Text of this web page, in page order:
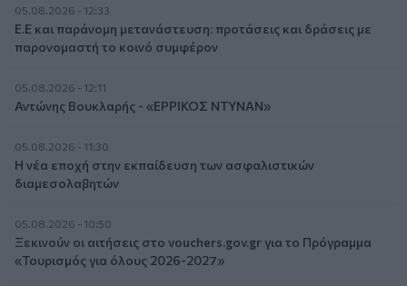
05.08.2026 - 12:33
Ε.Ε και παράνομη μετανάστευση: προτάσεις και δράσεις με
παρονομαστή το κοινό συμφέρον
05.08.2026 - 12:11
Αντώνης Βουκλαρής - «ΕΡΡΙΚΟΣ ΝΤΥΝΑΝ»
05.08.2026 - 11:30
Η νέα εποχή στην εκπαίδευση των ασφαλιστικών
διαμεσολαβητών
05.08.2026 - 10:50
Ξεκινούν οι αιτήσεις στο vouchers.gov.gr για το Πρόγραμμα
«Τουρισμός για όλους 2026-2027»